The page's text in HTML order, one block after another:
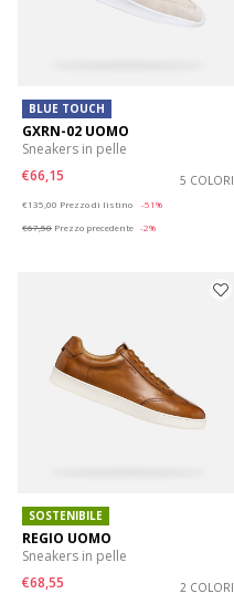
BLUE TOUCH
GXRN-02 UOMO
Sneakers in pelle
€66,15
5 COLORI
€135,00 Prezzo di listino
-51%
€67,50 Prezzo precedente -2%
SOSTENIBILE
REGIO UOMO
Sneakers in pelle
€68,55
2 COLORI